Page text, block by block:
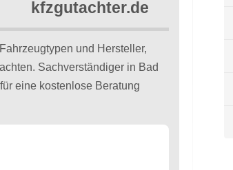
und Hersteller,
Sachverständiger in Bad
eine kostenlose Beratung